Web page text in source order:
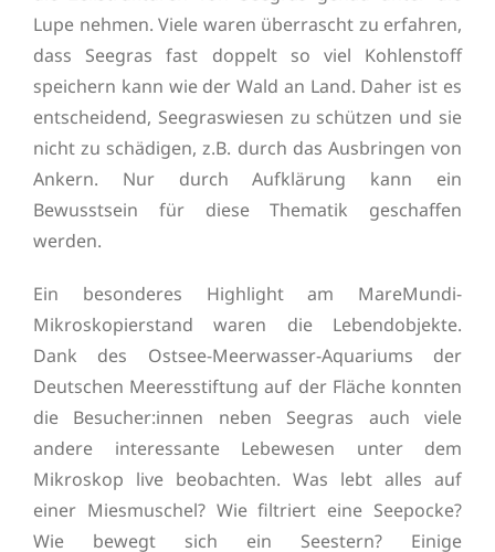
Lupe nehmen. Viele waren überrascht zu erfahren,
dass Seegras fast doppelt so viel Kohlenstoff
speichern kann wie der Wald an Land. Daher ist es
entscheidend, Seegraswiesen zu schützen und sie
nicht zu schädigen, z.B. durch das Ausbringen von
Ankern. Nur durch Aufklärung kann ein
Bewusstsein für diese Thematik geschaffen
werden.
Ein besonderes Highlight am MareMundi-
Mikroskopierstand waren die Lebendobjekte.
Dank des Ostsee-Meerwasser-Aquariums der
Deutschen Meeresstiftung auf der Fläche konnten
die Besucher:innen neben Seegras auch viele
andere interessante Lebewesen unter dem
Mikroskop live beobachten. Was lebt alles auf
einer Miesmuschel? Wie filtriert eine Seepocke?
Wie bewegt sich ein Seestern? Einige